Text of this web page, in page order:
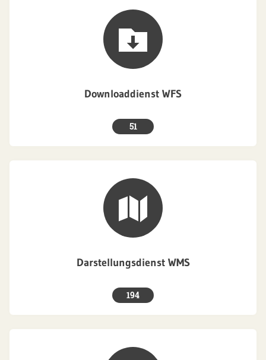
Downloaddienst WFS
51
Darstellungsdienst WMS
194